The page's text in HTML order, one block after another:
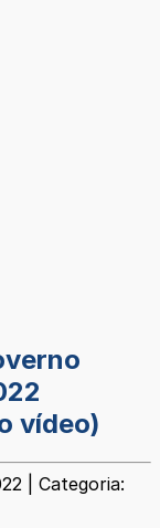
vídeo)
| Categoria: